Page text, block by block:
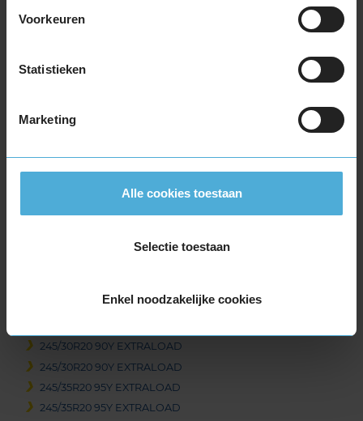
Voorkeuren
Statistieken
Marketing
Alle cookies toestaan
Selectie toestaan
Enkel noodzakelijke cookies
285/35R19 103Y EXTRALOAD
285/35R19 103Y EXTRALOAD
295/30R19 100Y EXTRALOAD
305/30R19 102Y EXTRALOAD
305/30R19 102Y EXTRALOAD
305/30R19 102Y EXTRALOAD
235/35R20 92Y EXTRALOAD
245/30R20 90Y EXTRALOAD
245/30R20 90Y EXTRALOAD
245/35R20 95Y EXTRALOAD
245/35R20 95Y EXTRALOAD